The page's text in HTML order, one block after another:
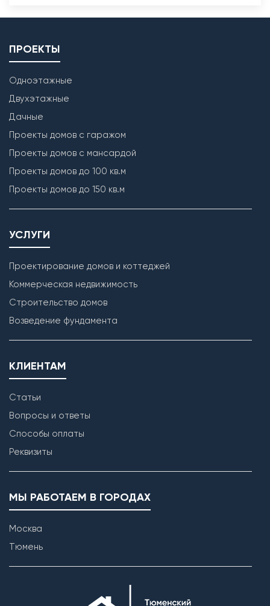
ПРОЕКТЫ
Одноэтажные
Двухэтажные
Дачные
Проекты домов с гаражом
Проекты домов с мансардой
Проекты домов до 100 кв.м
Проекты домов до 150 кв.м
УСЛУГИ
Проектирование домов и коттеджей
Коммерческая недвижимость
Строительство домов
Возведение фундамента
КЛИЕНТАМ
Статьи
Вопросы и ответы
Способы оплаты
Реквизиты
МЫ РАБОТАЕМ В ГОРОДАХ
Москва
Тюмень